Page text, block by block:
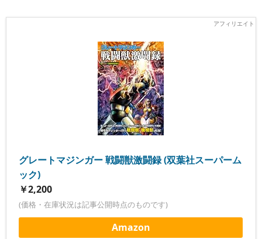
グレートマジンガー 戦闘獣激闘録 (双葉社スーパーム
ック)
￥2,200
(価格・在庫状況は記事公開時点のものです)
Amazon